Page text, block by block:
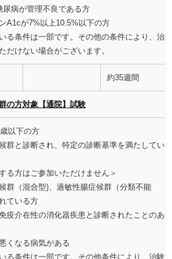
尿病が管理不良である方
A1cが7%以上10.5%以下の方
る条件は一部です。その他の条件により、治
だけない場合がございます。
約35週間
の方対象【通院】試験
以下の方
群と診断され、特定の診断基準を満たしてい
る方はご参加いただけません＞
群（混合型)、過敏性腸症候群（分類不能
ている方
疫介在性の消化器疾患と診断されたことのあ
くなる病気がある
る条件は一部です。その他条件により、治験